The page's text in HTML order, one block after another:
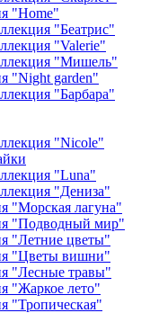
"Home"
"Беатрис"
"Valerie"
"Мишель"
"Night garden"
"Барбара"
"Nicole"
"Luna"
"Дениза"
"Морская лагуна"
"Подводный мир"
"Летние цветы"
"Цветы вишни"
"Лесные травы"
"Жаркое лето"
"Тропическая"